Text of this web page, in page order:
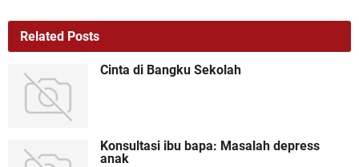
Related Posts
Cinta di Bangku Sekolah
Konsultasi ibu bapa: Masalah depress
anak